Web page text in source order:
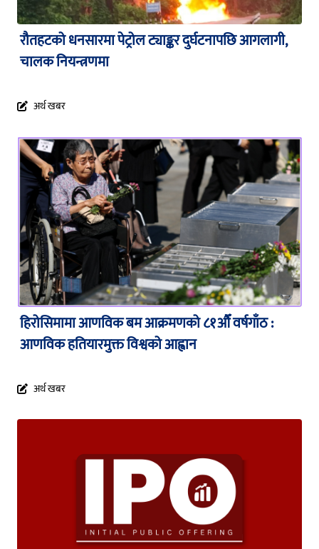
रौतहटको धनसारमा पेट्रोल ट्याङ्कर दुर्घटनापछि आगलागी,
चालक नियन्त्रणमा
अर्थ खबर
हिरोसिमामा आणविक बम आक्रमणको ८१औँ वर्षगाँठ :
आणविक हतियारमुक्त विश्वको आह्वान
अर्थ खबर